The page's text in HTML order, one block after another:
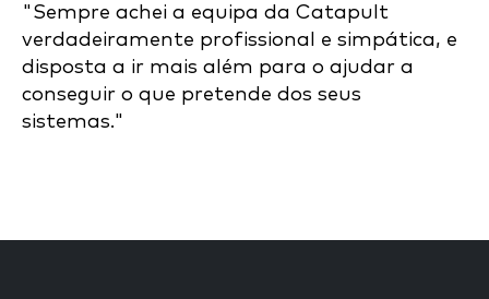
"Sempre achei a equipa da Catapult
verdadeiramente profissional e simpática, e
disposta a ir mais além para o ajudar a
conseguir o que pretende dos seus
sistemas."